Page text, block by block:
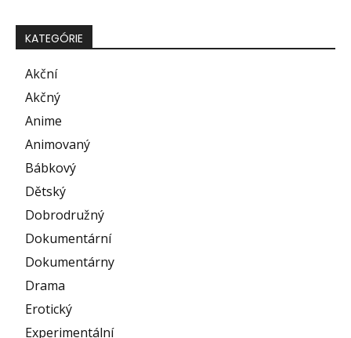
KATEGÓRIE
Akční
Akčný
Anime
Animovaný
Bábkový
Dětský
Dobrodružný
Dokumentární
Dokumentárny
Drama
Erotický
Experimentální